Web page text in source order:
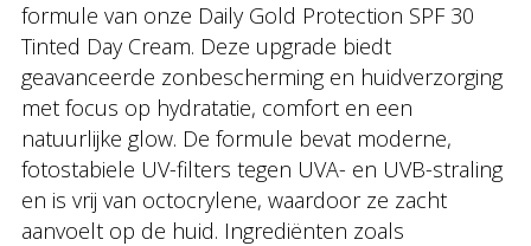
formule van onze Daily Gold Protection SPF 30
Tinted Day Cream. Deze upgrade biedt
geavanceerde zonbescherming en huidverzorging
met focus op hydratatie, comfort en een
natuurlijke glow. De formule bevat moderne,
fotostabiele UV-filters tegen UVA- en UVB-straling
en is vrij van octocrylene, waardoor ze zacht
aanvoelt op de huid. Ingrediënten zoals